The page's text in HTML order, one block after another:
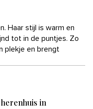
Haar stijl is warm en
tot in de puntjes. Zo
plekje en brengt
in